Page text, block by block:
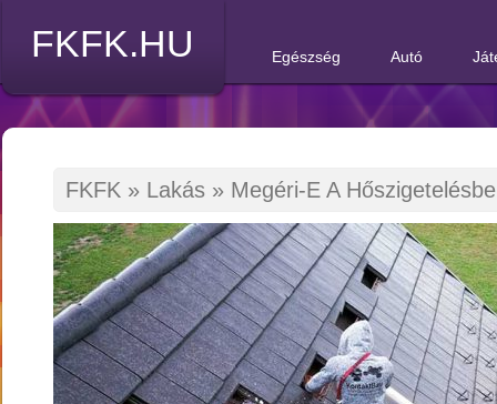
FKFK.HU Egészség Autó
FKFK » Lakás » Megéri-E A